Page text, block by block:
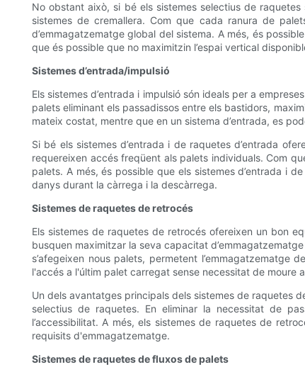
No obstant això, si bé els sistemes selectius de
sistemes de cremallera. Com que cada ranura de
d’emmagatzematge global del sistema. A més, és
que és possible que no maximitzin l’espai vertical
Sistemes d’entrada/impulsió
Els sistemes d’entrada i impulsió són ideals per a
palets eliminant els passadissos entre els bastidors,
mateix costat, mentre que en un sistema d’entrada, es
Si bé els sistemes d’entrada i de raquetes d’entrada
requereixen accés freqüent als palets individuals. Com
palets. A més, és possible que els sistemes d’entrada i
danys durant la càrrega i la descàrrega.
Sistemes de raquetes de retrocés
Els sistemes de raquetes de retrocés ofereixen un bon
busquen maximitzar la seva capacitat
s’afegeixen nous palets, permetent
l'accés a l'últim palet carregat sense necessitat de moure
Un dels avantatges principals dels sistemes de raquetes
selectius de raquetes. En eliminar la necessitat de
l’accessibilitat. A més, els sistemes de raquetes de
requisits d'emmagatzematge.
Sistemes de raquetes de fluxos de palets